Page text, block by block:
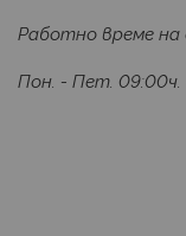
Работно време на
Пон. - Пет. 09:00ч.